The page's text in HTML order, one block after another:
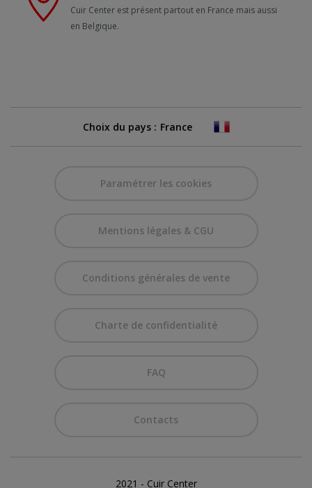
Cuir Center est présent partout en France mais aussi
en Belgique.
Choix du pays :
Paramétrer les cookies
Mentions légales & CGU
Conditions générales de vente
Charte de confidentialité
FAQ
Contacts
2021 - Cuir Center